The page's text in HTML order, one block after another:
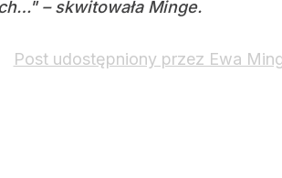
– skwitowała Minge.
Post udostępniony przez Ewa